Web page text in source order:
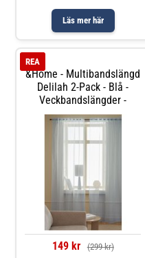
Läs mer här
&Home - Multibandslängd
Delilah 2-Pack - Blå -
Veckbandslängder -
REA
149 kr (299 kr)